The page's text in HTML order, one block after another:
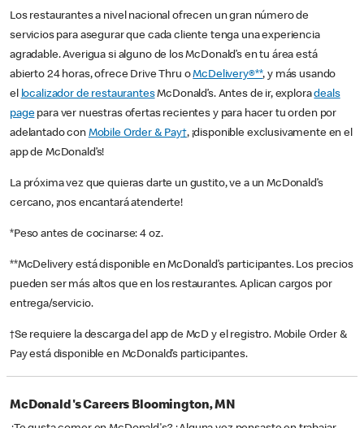
Los restaurantes a nivel nacional ofrecen un gran número de
servicios para asegurar que cada cliente tenga una experiencia
agradable. Averigua si alguno de los McDonald’s en tu área está
abierto 24 horas, ofrece Drive Thru oMcDelivery®**, y más usando
el localizador de restaurantesMcDonald’s. Antes de ir, exploradeals
pagepara ver nuestras ofertas recientes y para hacer tu orden por
adelantado con Mobile Order & Pay†, ¡disponible exclusivamente en el
app de McDonald’s!
La próxima vez que quieras darte un gustito, ve a un McDonald’s
cercano, ¡nos encantará atenderte!
*Peso antes de cocinarse: 4 oz.
**McDelivery está disponible en McDonald’s participantes. Los precios
pueden ser más altos que en los restaurantes. Aplican cargos por
entrega/servicio.
†Se requiere la descarga del app de McD y el registro. Mobile Order &
Pay está disponible en McDonald’s participantes.
McDonald's Careers Bloomington, MN